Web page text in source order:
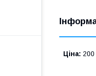
Ціна: 200